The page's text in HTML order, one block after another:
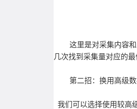
这里是对采集内容
几次找到采集量对应的
第二招：换用高级
我们可以选择使用较高